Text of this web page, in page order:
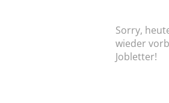
Sorry,
wieder
Jobletter!